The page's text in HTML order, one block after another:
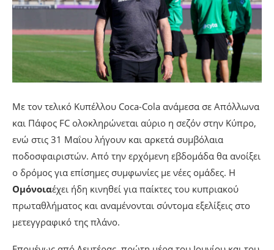
Με τον τελικό Κυπέλλου Coca-Cola ανάμεσα σε Απόλλωνα
και Πάφος FC ολοκληρώνεται αύριο η σεζόν στην Κύπρο,
ενώ στις 31 Μαΐου λήγουν και αρκετά συμβόλαια
ποδοσφαιριστών. Από την ερχόμενη εβδομάδα θα ανοίξει
ο δρόμος για επίσημες συμφωνίες με νέες ομάδες. Η
Ομόνοιαέχει ήδη κινηθεί για παίκτες του κυπριακού
πρωταθλήματος και αναμένονται σύντομα εξελίξεις στο
μετεγγραφικό της πλάνο.